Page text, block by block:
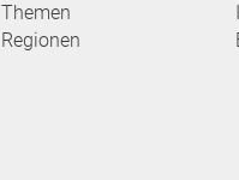
Themen
Regionen